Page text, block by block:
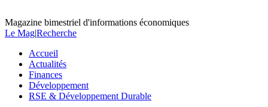
Magazine bimestriel d'informations économiques
Le Mag|Recherche
Accueil
Actualités
Finances
Développement
RSE & Développement Durable